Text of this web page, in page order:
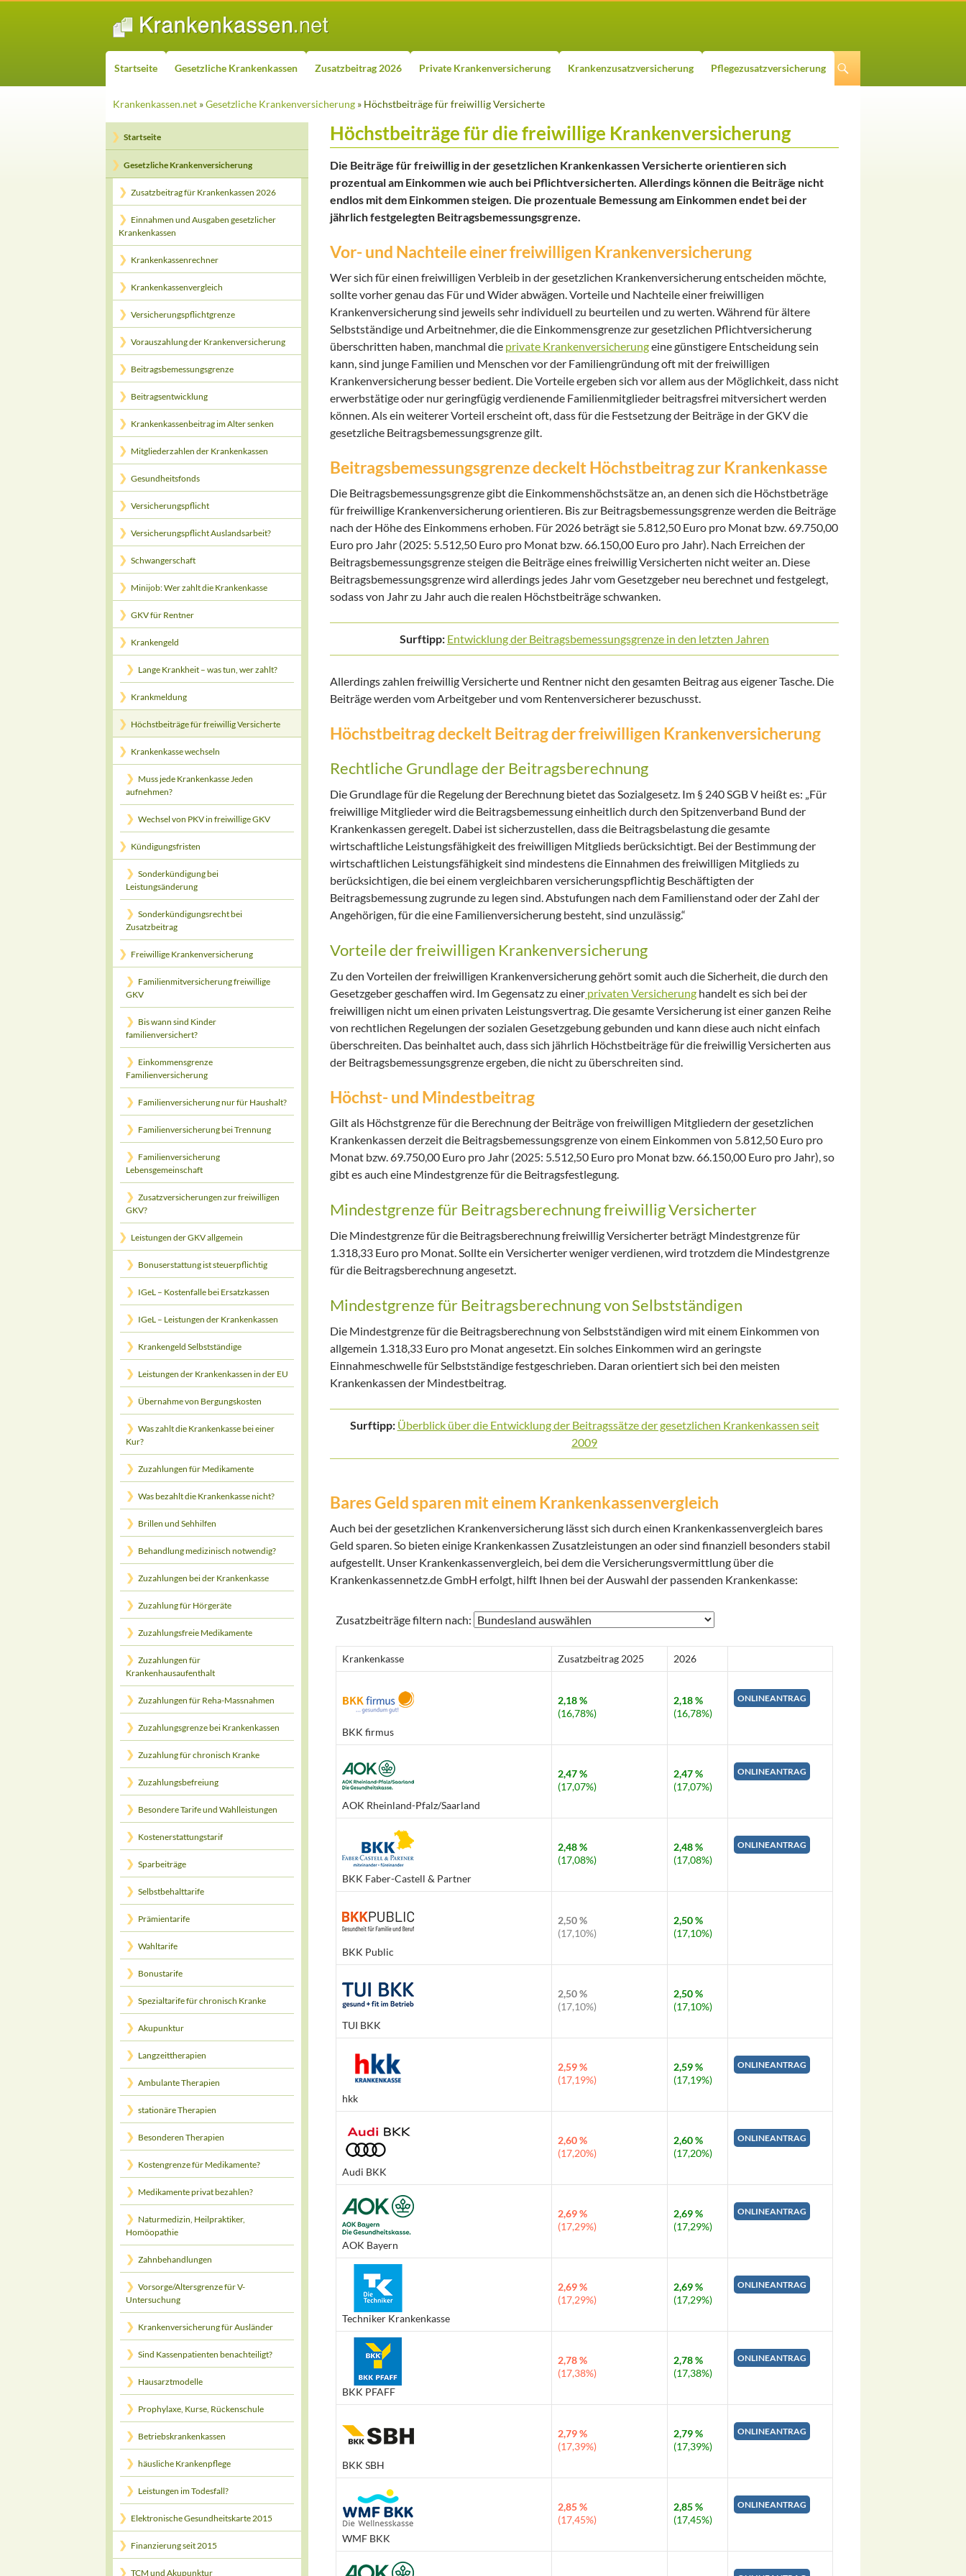
ZUM INHALT SPRINGEN
Startseite Gesetzliche Krankenkassen Zusatzbeitrag 2026 Private Krankenversicherung Krankenzusatzversicherung Pflegezusatzversicherung
Krankenkassen.net »Gesetzliche Krankenversicherung » Höchstbeiträge für freiwillig Versicherte
Höchstbeiträge für die freiwillige Krankenversicherung
Die Beiträge für freiwillig in der gesetzlichen Krankenkassen Versicherte orientieren sich
prozentual am Einkommen wie auch bei Pflichtversicherten. Allerdings können die Beiträge nicht
endlos mit dem Einkommen steigen. Die prozentuale Bemessung am Einkommen endet bei der
jährlich festgelegten Beitragsbemessungsgrenze.
Vor- und Nachteile einer freiwilligen Krankenversicherung
Wer sich für einen freiwilligen Verbleib in der gesetzlichen Krankenversicherung entscheiden möchte,
sollte vorher genau das Für und Wider abwägen. Vorteile und Nachteile einer freiwilligen
Krankenversicherung sind jeweils sehr individuell zu beurteilen und zu werten. Während für ältere
Selbstständige und Arbeitnehmer, die die Einkommensgrenze zur gesetzlichen Pflichtversicherung
überschritten haben, manchmal die private Krankenversicherungeine günstigere Entscheidung sein
kann, sind junge Familien und Menschen vor der Familiengründung oft mit der freiwilligen
Krankenversicherung besser bedient. Die Vorteile ergeben sich vor allem aus der Möglichkeit, dass nicht
erwerbstätige oder nur geringfügig verdienende Familienmitglieder beitragsfrei mitversichert werden
können. Als ein weiterer Vorteil erscheint oft, dass für die Festsetzung der Beiträge in der GKV die
gesetzliche Beitragsbemessungsgrenze gilt.
Beitragsbemessungsgrenze deckelt Höchstbeitrag zur Krankenkasse
Die Beitragsbemessungsgrenze gibt die Einkommenshöchstsätze an, an denen sich die Höchstbeträge
für freiwillige Krankenversicherung orientieren. Bis zur Beitragsbemessungsgrenze werden die Beiträge
nach der Höhe des Einkommens erhoben. Für 2026 beträgt sie 5.812,50 Euro pro Monat bzw. 69.750,00
Euro pro Jahr (2025: 5.512,50 Euro pro Monat bzw. 66.150,00 Euro pro Jahr). Nach Erreichen der
Beitragsbemessungsgrenze steigen die Beiträge eines freiwillig Versicherten nicht weiter an. Diese
Beitragsbemessungsgrenze wird allerdings jedes Jahr vom Gesetzgeber neu berechnet und festgelegt,
sodass von Jahr zu Jahr auch die realen Höchstbeiträge schwanken.
Surftipp: Entwicklung der Beitragsbemessungsgrenze in den letzten Jahren
Allerdings zahlen freiwillig Versicherte und Rentner nicht den gesamten Beitrag aus eigener Tasche. Die
Beiträge werden vom Arbeitgeber und vom Rentenversicherer bezuschusst.
Höchstbeitrag deckelt Beitrag der freiwilligen Krankenversicherung
Rechtliche Grundlage der Beitragsberechnung
Die Grundlage für die Regelung der Berechnung bietet das Sozialgesetz. Im § 240 SGB V heißt es: „Für
freiwillige Mitglieder wird die Beitragsbemessung einheitlich durch den Spitzenverband Bund der
Krankenkassen geregelt. Dabei ist sicherzustellen, dass die Beitragsbelastung die gesamte
wirtschaftliche Leistungsfähigkeit des freiwilligen Mitglieds berücksichtigt. Bei der Bestimmung der
wirtschaftlichen Leistungsfähigkeit sind mindestens die Einnahmen des freiwilligen Mitglieds zu
berücksichtigen, die bei einem vergleichbaren versicherungspflichtig Beschäftigten der
Beitragsbemessung zugrunde zu legen sind. Abstufungen nach dem Familienstand oder der Zahl der
Angehörigen, für die eine Familienversicherung besteht, sind unzulässig.“
Vorteile der freiwilligen Krankenversicherung
Zu den Vorteilen der freiwilligen Krankenversicherung gehört somit auch die Sicherheit, die durch den
Gesetzgeber geschaffen wird. Im Gegensatz zu einer privaten Versicherung handelt es sich bei der
freiwilligen nicht um einen privaten Leistungsvertrag. Die gesamte Versicherung ist einer ganzen Reihe
von rechtlichen Regelungen der sozialen Gesetzgebung gebunden und kann diese auch nicht einfach
überschreiten. Das beinhaltet auch, dass sich jährlich Höchstbeiträge für die freiwillig Versicherten aus
der Beitragsbemessungsgrenze ergeben, die nicht zu überschreiten sind.
Höchst- und Mindestbeitrag
Gilt als Höchstgrenze für die Berechnung der Beiträge von freiwilligen Mitgliedern der gesetzlichen
Krankenkassen derzeit die Beitragsbemessungsgrenze von einem Einkommen von 5.812,50 Euro pro
Monat bzw. 69.750,00 Euro pro Jahr (2025: 5.512,50 Euro pro Monat bzw. 66.150,00 Euro pro Jahr), so
gibt es auch eine Mindestgrenze für die Beitragsfestlegung.
Mindestgrenze für Beitragsberechnung freiwillig Versicherter
Die Mindestgrenze für die Beitragsberechnung freiwillig Versicherter beträgt Mindestgrenze für
1.318,33 Euro pro Monat. Sollte ein Versicherter weniger verdienen, wird trotzdem die Mindestgrenze
für die Beitragsberechnung angesetzt.
Mindestgrenze für Beitragsberechnung von Selbstständigen
Die Mindestgrenze für die Beitragsberechnung von Selbstständigen wird mit einem Einkommen von
allgemein 1.318,33 Euro pro Monat angesetzt. Ein solches Einkommen wird an geringste
Einnahmeschwelle für Selbstständige festgeschrieben. Daran orientiert sich bei den meisten
Krankenkassen der Mindestbeitrag.
Surftipp: Überblick über die Entwicklung der Beitragssätze der gesetzlichen Krankenkassen seit
2009
Bares Geld sparen mit einem Krankenkassenvergleich
Auch bei der gesetzlichen Krankenversicherung lässt sich durch einen Krankenkassenvergleich bares
Geld sparen. So bieten einige Krankenkassen Zusatzleistungen an oder sind finanziell besonders stabil
aufgestellt. Unser Krankenkassenvergleich, bei dem die Versicherungsvermittlung über die
Krankenkassennetz.de GmbH erfolgt, hilft Ihnen bei der Auswahl der passenden Krankenkasse:
Zusatzbeiträge filtern nach:
Krankenkasse Zusatzbeitrag 2025 2026
BKK firmus
2,18 %
(16,78%)
2,18 %
(16,78%)
ONLINEANTRAG
AOK Rheinland-Pfalz/Saarland
2,47 %
(17,07%)
2,47 %
(17,07%)
ONLINEANTRAG
BKK Faber-Castell & Partner
2,48 %
(17,08%)
2,48 %
(17,08%)
ONLINEANTRAG
BKK Public
2,50 %
(17,10%)
2,50 %
(17,10%)
TUI BKK
2,50 %
(17,10%)
2,50 %
(17,10%)
hkk
2,59 %
(17,19%)
2,59 %
(17,19%)
ONLINEANTRAG
Audi BKK
2,60 %
(17,20%)
2,60 %
(17,20%)
ONLINEANTRAG
AOK Bayern
2,69 %
(17,29%)
2,69 %
(17,29%)
ONLINEANTRAG
Techniker Krankenkasse
2,69 %
(17,29%)
2,69 %
(17,29%)
ONLINEANTRAG
BKK PFAFF
2,78 %
(17,38%)
2,78 %
(17,38%)
ONLINEANTRAG
BKK SBH
2,79 %
(17,39%)
2,79 %
(17,39%)
ONLINEANTRAG
WMF BKK
2,85 %
(17,45%)
2,85 %
(17,45%)
ONLINEANTRAG
Startseite
Gesetzliche Krankenversicherung
Zusatzbeitrag für Krankenkassen 2026
Einnahmen und Ausgaben gesetzlicher
Krankenkassen
Krankenkassenrechner
Krankenkassenvergleich
Versicherungspflichtgrenze
Vorauszahlung der Krankenversicherung
Beitragsbemessungsgrenze
Beitragsentwicklung
Krankenkassenbeitrag im Alter senken
Mitgliederzahlen der Krankenkassen
Gesundheitsfonds
Versicherungspflicht
Versicherungspflicht Auslandsarbeit?
Schwangerschaft
Minijob: Wer zahlt die Krankenkasse
GKV für Rentner
Krankengeld
Lange Krankheit – was tun, wer zahlt?
Krankmeldung
Höchstbeiträge für freiwillig Versicherte
Krankenkasse wechseln
Muss jede Krankenkasse Jeden
aufnehmen?
Wechsel von PKV in freiwillige GKV
Kündigungsfristen
Sonderkündigung bei
Leistungsänderung
Sonderkündigungsrecht bei
Zusatzbeitrag
Freiwillige Krankenversicherung
Familienmitversicherung freiwillige
GKV
Bis wann sind Kinder
familienversichert?
Einkommensgrenze
Familienversicherung
Familienversicherung nur für Haushalt?
Familienversicherung bei Trennung
Familienversicherung
Lebensgemeinschaft
Zusatzversicherungen zur freiwilligen
GKV?
Leistungen der GKV allgemein
Bonuserstattung ist steuerpflichtig
IGeL – Kostenfalle bei Ersatzkassen
IGeL – Leistungen der Krankenkassen
Krankengeld Selbstständige
Leistungen der Krankenkassen in der EU
Übernahme von Bergungskosten
Was zahlt die Krankenkasse bei einer
Kur?
Zuzahlungen für Medikamente
Was bezahlt die Krankenkasse nicht?
Brillen und Sehhilfen
Behandlung medizinisch notwendig?
Zuzahlungen bei der Krankenkasse
Zuzahlung für Hörgeräte
Zuzahlungsfreie Medikamente
Zuzahlungen für
Krankenhausaufenthalt
Zuzahlungen für Reha-Massnahmen
Zuzahlungsgrenze bei Krankenkassen
Zuzahlung für chronisch Kranke
Zuzahlungsbefreiung
Besondere Tarife und Wahlleistungen
Kostenerstattungstarif
Sparbeiträge
Selbstbehalttarife
Prämientarife
Wahltarife
Bonustarife
Spezialtarife für chronisch Kranke
Akupunktur
Langzeittherapien
Ambulante Therapien
stationäre Therapien
Besonderen Therapien
Kostengrenze für Medikamente?
Medikamente privat bezahlen?
Naturmedizin, Heilpraktiker,
Homöopathie
Zahnbehandlungen
Vorsorge/Altersgrenze für V-
Untersuchung
Krankenversicherung für Ausländer
Sind Kassenpatienten benachteiligt?
Hausarztmodelle
Prophylaxe, Kurse, Rückenschule
Betriebskrankenkassen
häusliche Krankenpflege
Leistungen im Todesfall?
Elektronische Gesundheitskarte 2015
Finanzierung seit 2015
TCM und Akupunktur